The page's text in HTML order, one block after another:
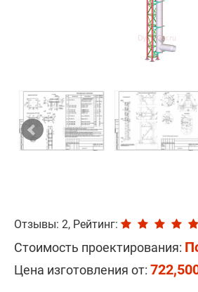
Отзывы: 2, Рейтинг:
Стоимость проектирования:
Цена изготовления от: